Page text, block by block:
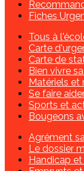
Fiches
Tous à
Carte
Carte de
Bien vivre
Matériels et
Se faire
Sports et
Bougeons
Agrément
Le dossier
Handicap